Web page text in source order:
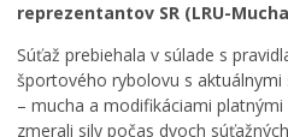
reprezentantov SR (LRU-
Súťaž prebiehala v súlade s
športového rybolovu s aktuálnymi
– mucha a modifikáciami
zmerali sily počas dvoch
k
o
lI